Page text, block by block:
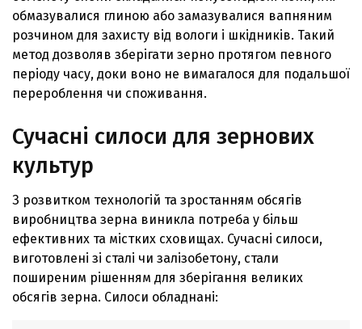
обмазувалися глиною або замазувалися вапняним
розчином для захисту від вологи і шкідників. Такий
метод дозволяв зберігати зерно протягом певного
періоду часу, доки воно не вимагалося для подальшої
перероблення чи споживання.
Сучасні силоси для зернових
культур
З розвитком технологій та зростанням обсягів
виробництва зерна виникла потреба у більш
ефективних та містких сховищах. Сучасні силоси,
виготовлені зі сталі чи залізобетону, стали
поширеним рішенням для зберігання великих
обсягів зерна. Силоси обладнані: